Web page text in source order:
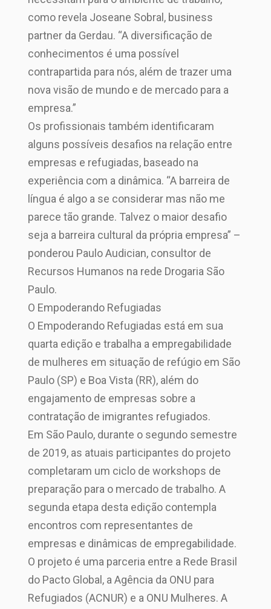
como revela Joseane Sobral, business
partner da Gerdau. “A diversificação de
conhecimentos é uma possível
contrapartida para nós, além de trazer uma
nova visão de mundo e de mercado para a
empresa.”
Os profissionais também identificaram
alguns possíveis desafios na relação entre
empresas e refugiadas, baseado na
experiência com a dinâmica. “A barreira de
língua é algo a se considerar mas não me
parece tão grande. Talvez o maior desafio
seja a barreira cultural da própria empresa” –
ponderou Paulo Audician, consultor de
Recursos Humanos na rede Drogaria São
Paulo.
O Empoderando Refugiadas
O Empoderando Refugiadas está em sua
quarta edição e trabalha a empregabilidade
de mulheres em situação de refúgio em São
Paulo (SP) e Boa Vista (RR), além do
engajamento de empresas sobre a
contratação de imigrantes refugiados.
Em São Paulo, durante o segundo semestre
de 2019, as atuais participantes do projeto
completaram um ciclo de workshops de
preparação para o mercado de trabalho. A
segunda etapa desta edição contempla
encontros com representantes de
empresas e dinâmicas de empregabilidade.
O projeto é uma parceria entre a Rede Brasil
do Pacto Global, a Agência da ONU para
Refugiados (ACNUR) e a ONU Mulheres. A